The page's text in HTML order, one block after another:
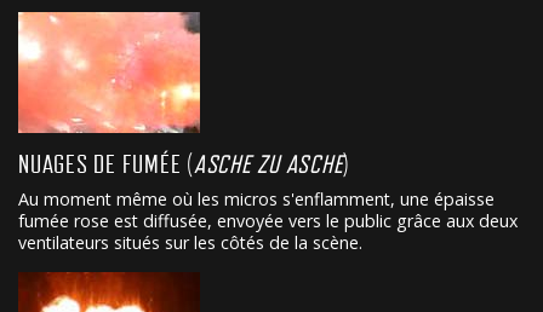
NUAGES DE FUMÉE (ASCHE ZU ASCHE)
Au moment même où les micros s'enflamment, une épaisse
fumée rose est diffusée, envoyée vers le public grâce aux deux
ventilateurs situés sur les côtés de la scène.